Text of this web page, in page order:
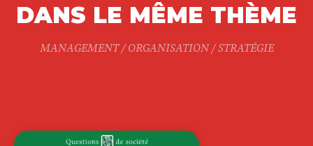
DANS LE MÊME THÈME
MANAGEMENT / ORGANISATION / STRATÉGIE